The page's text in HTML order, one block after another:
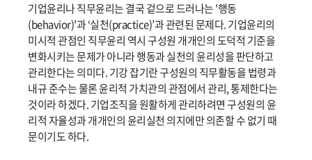
기업윤리나 직무윤리는 결국 겉으로 드러나는 '행동
(behavior)'과 ‘실천(practice)’과 관련된 문제다. 기업윤리의
미시적 관점인 직무윤리 역시 구성원 개개인의 도덕적 기준을
변화시키는 문제가 아니라 행동과 실천의 윤리성을 판단하고
관리한다는 의미다. 기강 잡기란 구성원의 직무활동을 법령과
내규 준수는 물론 윤리적 가치관의 관점에서 관리, 통제한다는
것이라 하겠다. 기업조직을 원활하게 관리하려면 구성원의 윤
리적 자율성과 개개인의 윤리실천 의지에만 의존할 수 없기 때
문이기도 하다.